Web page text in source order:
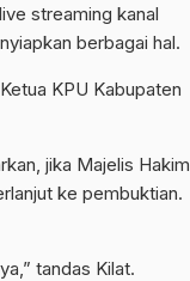
streaming kanal
berbagai hal.
KPU Kabupaten
jika Majelis Hakim
ke pembuktian.
tandas Kilat.